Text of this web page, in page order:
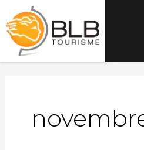
au
contenu